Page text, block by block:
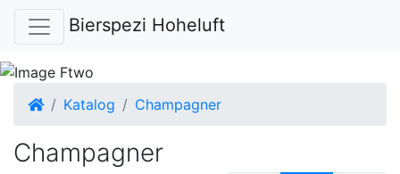
Bierspezi Hoheluft
Startseite
Katalog Champagner
Champagner